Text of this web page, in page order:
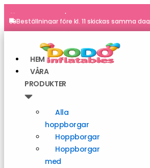
Hoppa
till
innehåll
Beställningar före kl. 11 skickas samma dag
EN 14960 | TÜV SÜD-certifierad
Frakt i hela Europa
Beställningar före kl. 11 skickas samma dag
HEM
VÅRA
PRODUKTER
Alla
hoppborgar
Hoppborgar
Hoppborgar
med